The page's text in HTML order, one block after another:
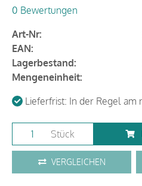
0 Bewertungen
Art-Nr:
EAN:
Lagerbestand:
Mengeneinheit:
Lieferfrist: In der Regel am
Stück
VERGLEICHEN